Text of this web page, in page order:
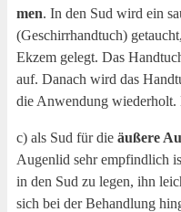
men. In den Sud wird ein
(Geschirr­hand­tuch)
Ekzem gelegt. Das
auf. Danach wird das
die Anwen­dung wie­der­holt.
c) als Sud für die äuße­re
Augen­lid sehr emp­find­lich
in den Sud zu legen, ihn
sich bei der Behand­lung